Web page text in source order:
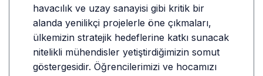
havacılık ve uzay sanayisi gibi kritik bir
alanda yenilikçi projelerle öne çıkmaları,
ülkemizin stratejik hedeflerine katkı sunacak
nitelikli mühendisler yetiştirdiğimizin somut
göstergesidir. Öğrencilerimizi ve hocamızı